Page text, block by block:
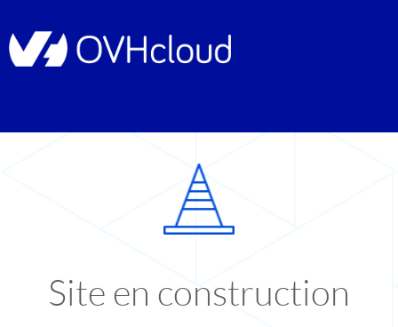
Site en construction